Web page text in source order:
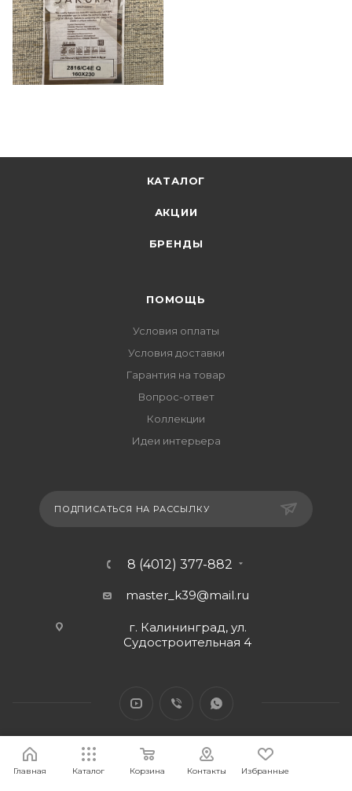
КАТАЛОГ
АКЦИИ
БРЕНДЫ
ПОМОЩЬ
Условия оплаты
Условия доставки
Гарантия на товар
Вопрос-ответ
Коллекции
Идеи интерьера
ПОДПИСАТЬСЯ НА РАССЫЛКУ
8 (4012) 377-882
master_k39@mail.ru
г. Калининград, ул.
Судостроительная 4
Главная Каталог Корзина Контакты Избранные